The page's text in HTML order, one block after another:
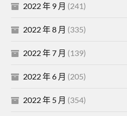
2022 年 9 月 (241)
2022 年 8 月 (335)
2022 年 7 月 (139)
2022 年 6 月 (205)
2022 年 5 月 (354)